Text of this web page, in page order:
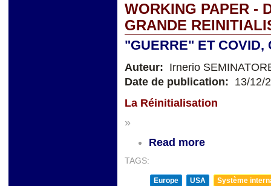
WORKING PAPER -
GRANDE
"GUERRE" ET COVID,
Auteur: Irnerio
Date de publication: 13/12/
La Réinitialisation
»
Read more
TAGS:
Europe USA
Système